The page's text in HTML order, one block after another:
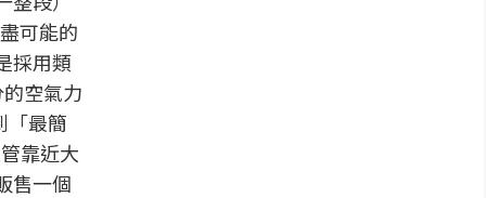
可能的
採用類
空氣力
「最簡
靠近大
售一個